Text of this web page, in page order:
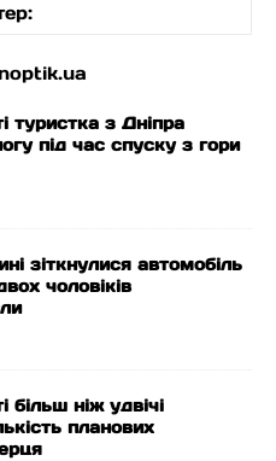
туристка з Дніпра
під час спуску з гори
зіткнулися автомобіль
чоловіків
більш ніж удвічі
планових